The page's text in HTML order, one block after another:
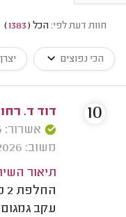
חוות דעת לפי: הכל (
1383
)
הכי נפוצים יצרן
דוד ד.
אשרור: 07/08/2026
משוב: 22/03/2026
תיאור
עקב גמגום
10